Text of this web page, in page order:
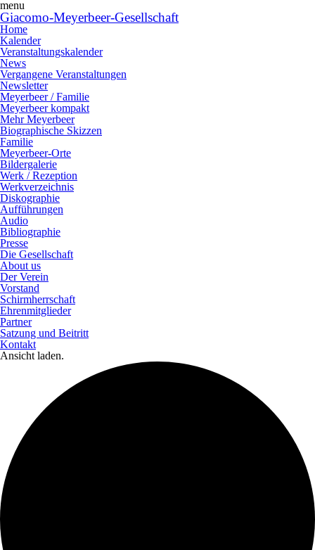
menu
Giacomo-Meyerbeer-Gesellschaft
Home
Kalender
Veranstaltungskalender
News
Vergangene Veranstaltungen
Newsletter
Meyerbeer / Familie
Meyerbeer kompakt
Mehr Meyerbeer
Biographische Skizzen
Familie
Meyerbeer-Orte
Bildergalerie
Werk / Rezeption
Werkverzeichnis
Diskographie
Aufführungen
Audio
Bibliographie
Presse
Die Gesellschaft
About us
Der Verein
Vorstand
Schirmherrschaft
Ehrenmitglieder
Partner
Satzung und Beitritt
Kontakt
Ansicht laden.